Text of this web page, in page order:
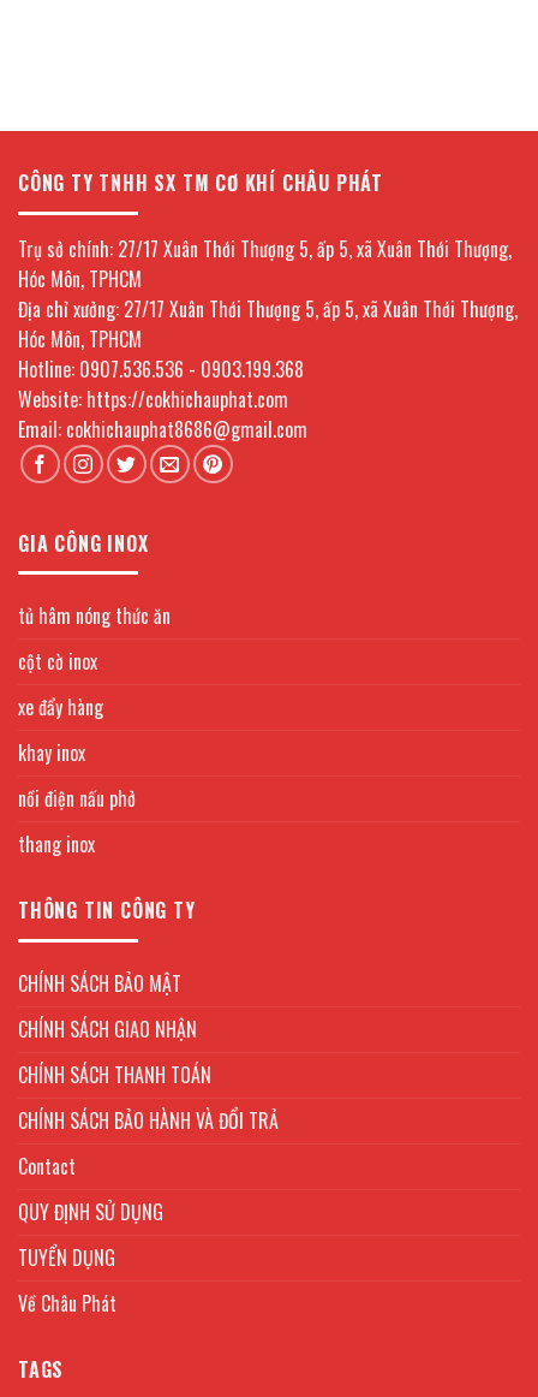
CÔNG TY TNHH SX TM CƠ KHÍ CHÂU PHÁT
Trụ sở chính: 27/17 Xuân Thới Thượng 5, ấp 5, xã Xuân Thới Thượng,
Hóc Môn, TPHCM
Địa chỉ xưởng: 27/17 Xuân Thới Thượng 5, ấp 5, xã Xuân Thới Thượng,
Hóc Môn, TPHCM
Hotline: 0907.536.536 - 0903.199.368
Website: https://cokhichauphat.com
Email: cokhichauphat8686@gmail.com
GIA CÔNG INOX
tủ hâm nóng thức ăn
cột cờ inox
xe đẩy hàng
khay inox
nồi điện nấu phở
thang inox
THÔNG TIN CÔNG TY
CHÍNH SÁCH BẢO MẬT
CHÍNH SÁCH GIAO NHẬN
CHÍNH SÁCH THANH TOÁN
CHÍNH SÁCH BẢO HÀNH VÀ ĐỔI TRẢ
Contact
QUY ĐỊNH SỬ DỤNG
TUYỂN DỤNG
Về Châu Phát
TAGS